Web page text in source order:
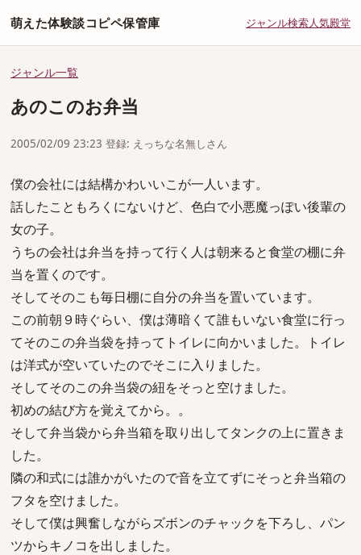
萌えた体験談コピペ保管庫 ジャンル検索人気殿堂
ジャンル一覧
あのこのお弁当
2005/02/09 23:23 登録: えっちな名無しさん
僕の会社には結構かわいいこが一人います。
話したこともろくにないけど、色白で小悪魔っぽい後輩の
女の子。
うちの会社は弁当を持って行く人は朝来ると食堂の棚に弁
当を置くのです。
そしてそのこも毎日棚に自分の弁当を置いています。
この前朝９時ぐらい、僕は薄暗くて誰もいない食堂に行っ
てそのこの弁当袋を持ってトイレに向かいました。トイレ
は洋式が空いていたのでそこに入りました。
そしてそのこの弁当袋の紐をそっと空けました。
初めの結び方を覚えてから。。
そして弁当袋から弁当箱を取り出してタンクの上に置きま
した。
隣の和式には誰かがいたので音を立てずにそっと弁当箱の
フタを空けました。
そして僕は興奮しながらズボンのチャックを下ろし、パン
ツからキノコを出しました。